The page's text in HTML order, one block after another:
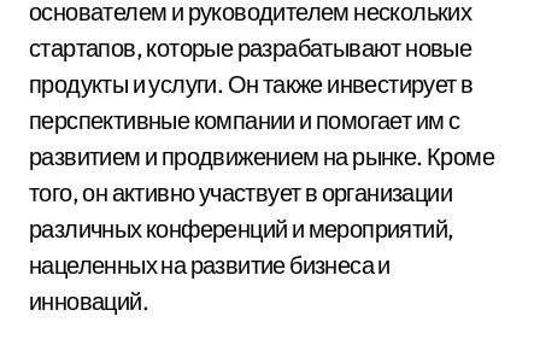
основателем и руководителем нескольких
стартапов, которые разрабатывают новые
продукты и услуги. Он также инвестирует в
перспективные компании и помогает им с
развитием и продвижением на рынке. Кроме
того, он активно участвует в организации
различных конференций и мероприятий,
нацеленных на развитие бизнеса и
инноваций.